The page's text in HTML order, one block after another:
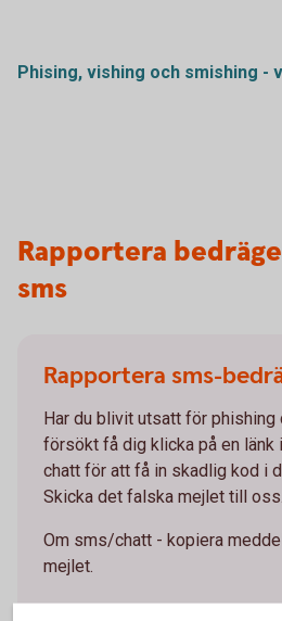
Phising, vishing och smishing -
Rapportera
sms
Rapportera sms-
Har du blivit utsatt för phishing
försökt få dig klicka på en länk
chatt för att få in skadlig kod i
Skicka det falska mejlet till oss.
Om sms/chatt - kopiera
mejlet.